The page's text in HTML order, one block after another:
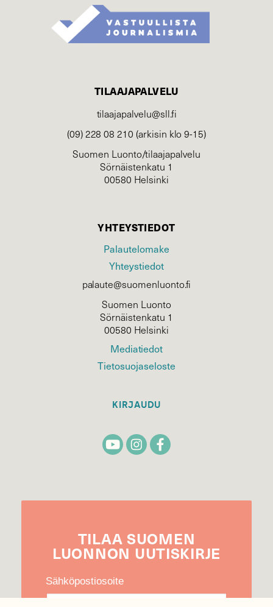
TILAAJAPALVELU
tilaajapalvelu@sll.fi
(09) 228 08 210 (arkisin klo 9-15)
Suomen Luonto/tilaajapalvelu
Sörnäistenkatu 1
00580 Helsinki
YHTEYSTIEDOT
Palautelomake
Yhteystiedot
palaute@suomenluonto.fi
Suomen Luonto
Sörnäistenkatu 1
00580 Helsinki
Mediatiedot
Tietosuojaseloste
KIRJAUDU
TILAA SUOMEN
LUONNON UUTIS­KIRJE
Sähköpostiosoite